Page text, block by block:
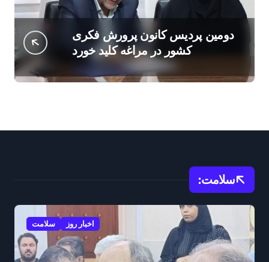
دومین پردیس کانون پرورش فکری
کشور در مراغه کلید خورد
سلامت:
اخبار روز سلامت